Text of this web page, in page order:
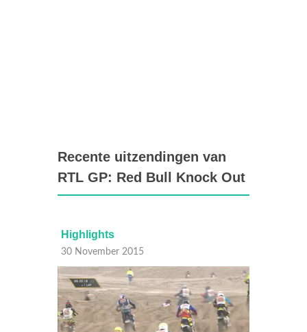
Recente uitzendingen van
RTL GP: Red Bull Knock Out
Highlights
30 November 2015